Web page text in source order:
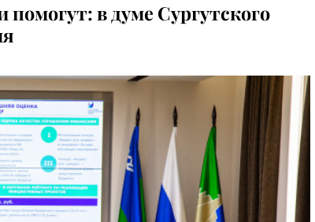
В соседних ХМАО регионах начали
в думе Сургутского